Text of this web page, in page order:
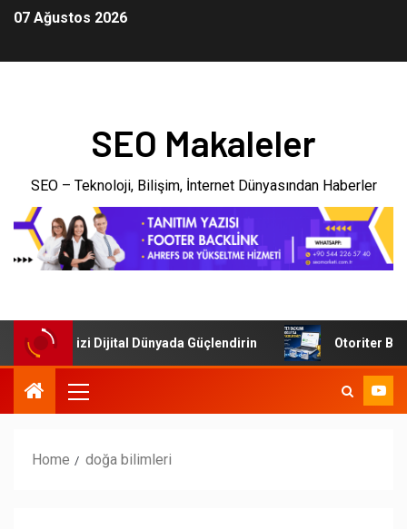
07 Ağustos 2026
SEO Makaleler
SEO – Teknoloji, Bilişim, İnternet Dünyasından Haberler
İşletmenizi Dijital Dünyada Güçlendirin Otoriter
Home doğa bilimleri